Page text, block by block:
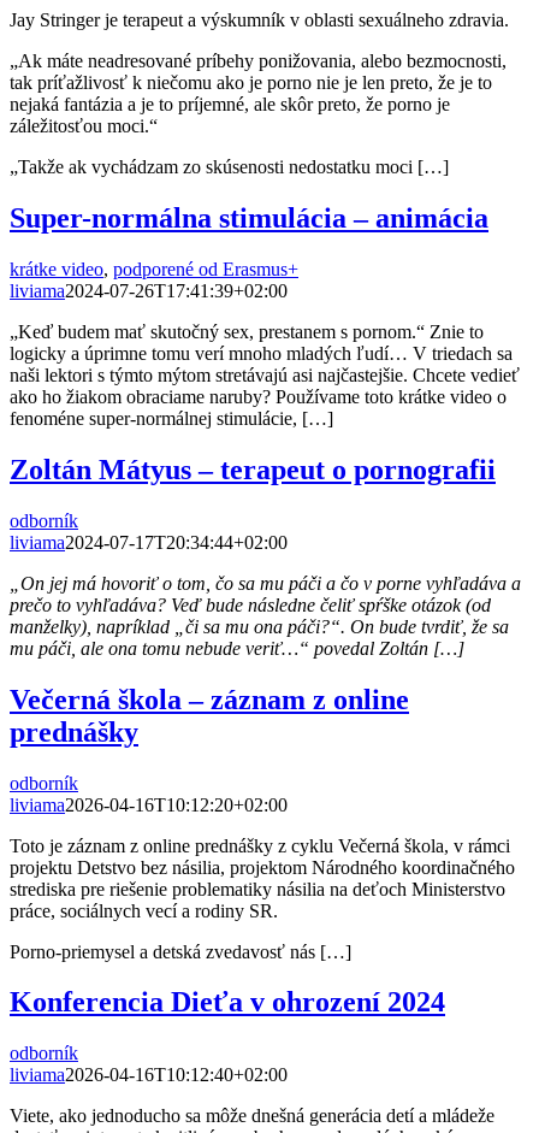
Jay Stringer je terapeut a výskumník v oblasti sexuálneho zdravia.
„Ak máte neadresované príbehy ponižovania, alebo bezmocnosti,
tak príťažlivosť k niečomu ako je porno nie je len preto, že je to
nejaká fantázia a je to príjemné, ale skôr preto, že porno je
záležitosťou moci.“
„Takže ak vychádzam zo skúsenosti nedostatku moci […]
Super-normálna stimulácia – animácia
krátke video, podporené od Erasmus+
liviama2024-07-26T17:41:39+02:00
„Keď budem mať skutočný sex, prestanem s pornom.“ Znie to
logicky a úprimne tomu verí mnoho mladých ľudí… V triedach sa
naši lektori s týmto mýtom stretávajú asi najčastejšie. Chcete vedieť
ako ho žiakom obraciame naruby? Používame toto krátke video o
fenoméne super-normálnej stimulácie, […]
Zoltán Mátyus – terapeut o pornografii
odborník
liviama2024-07-17T20:34:44+02:00
„On jej má hovoriť o tom, čo sa mu páči a čo v porne vyhľadáva a
prečo to vyhľadáva? Veď bude následne čeliť spŕške otázok (od
manželky), napríklad „či sa mu ona páči?“. On bude tvrdiť, že sa
mu páči, ale ona tomu nebude veriť…“ povedal Zoltán […]
Večerná škola – záznam z online
prednášky
odborník
liviama2026-04-16T10:12:20+02:00
Toto je záznam z online prednášky z cyklu Večerná škola, v rámci
projektu Detstvo bez násilia, projektom Národného koordinačného
strediska pre riešenie problematiky násilia na deťoch Ministerstvo
práce, sociálnych vecí a rodiny SR.
Porno-priemysel a detská zvedavosť nás […]
Konferencia Dieťa v ohrození 2024
odborník
liviama2026-04-16T10:12:40+02:00
Viete, ako jednoducho sa môže dnešná generácia detí a mládeže